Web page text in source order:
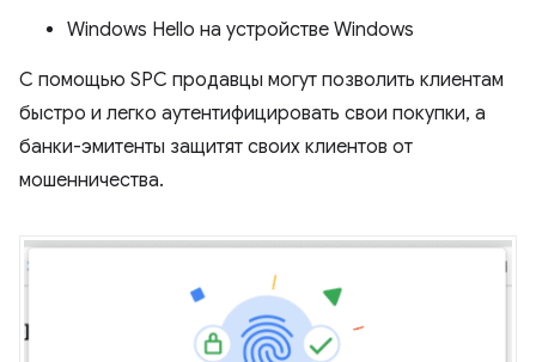
Windows Hello на устройстве Windows
С помощью SPC продавцы могут позволить клиентам
быстро и легко аутентифицировать свои покупки, а
банки-эмитенты защитят своих клиентов от
мошенничества.